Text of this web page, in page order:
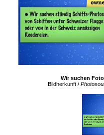
Wir suchen
Bildherkunft /